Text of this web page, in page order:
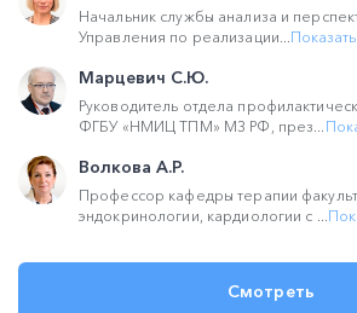
Начальник службы анализа и
Управления по реализации...
Марцевич С.Ю.
Руководитель отдела
ФГБУ «НМИЦ ТПМ» МЗ РФ, през...
Волкова А.Р.
Профессор кафедры терапии
эндокринологии, кардиологии с ...
Смотреть